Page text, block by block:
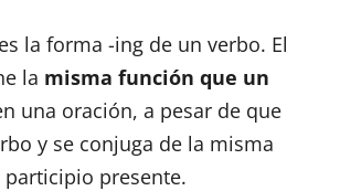
es la forma -ing de un verbo. El
la misma función que un
una oración, a pesar de que
y se conjuga de la misma
presente.